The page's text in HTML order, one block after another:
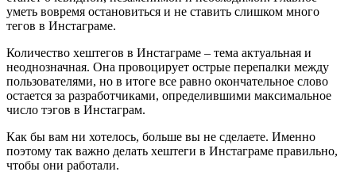
уметь вовремя остановиться и не ставить слишком много
тегов в Инстаграме.
Количество хештегов в Инстаграме – тема актуальная и
неоднозначная. Она провоцирует острые перепалки между
пользователями, но в итоге все равно окончательное слово
остается за разработчиками, определившими максимальное
число тэгов в Инстаграм.
Как бы вам ни хотелось, больше вы не сделаете. Именно
поэтому так важно делать хештеги в Инстаграме правильно,
чтобы они работали.